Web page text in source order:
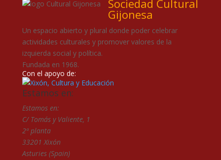
Sociedad Cultural
Gijonesa
Un espacio abierto y plural donde poder celebrar
actividades culturales y promover valores de la
izquierda social y política.
Fundada en 1968.
Con el apoyo de:
Estamos en:
Estamos en:
C/ Tomás y Valiente, 1
2ª planta
33201 Xixón
Asturies (Spain)